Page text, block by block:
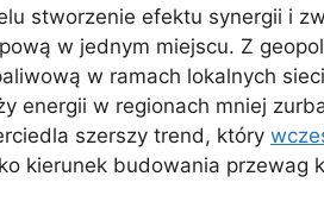
stworzenie efektu synergii i
w jednym miejscu. Z
w ramach lokalnych
energii w regionach mniej
szerszy trend, który
kierunek budowania